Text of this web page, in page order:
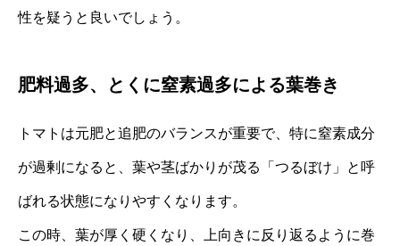
性を疑うと良いでしょう。
肥料過多、とくに窒素過多による葉巻き
トマトは元肥と追肥のバランスが重要で、特に窒素成分
が過剰になると、葉や茎ばかりが茂る「つるぼけ」と呼
ばれる状態になりやすくなります。
この時、葉が厚く硬くなり、上向きに反り返るように巻